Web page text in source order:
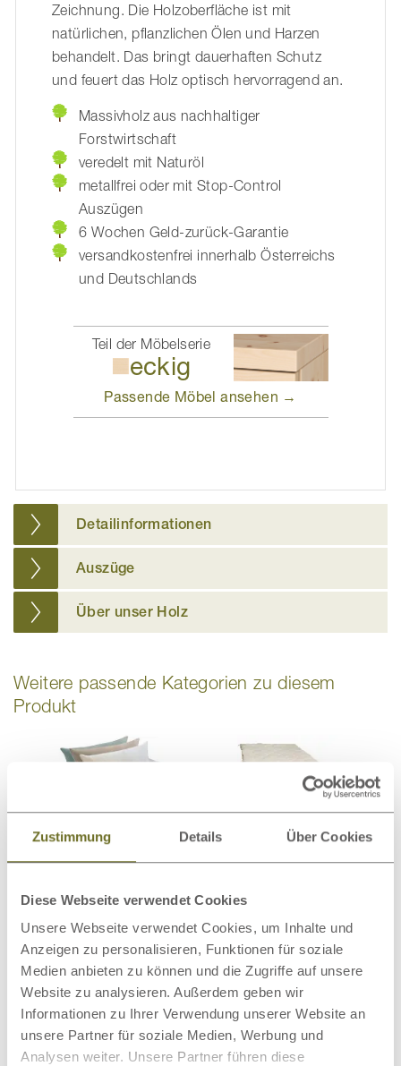
Zustimmung Details Über Cookies
Diese Webseite verwendet Cookies
Unsere Webseite verwendet Cookies, um Inhalte und
Anzeigen zu personalisieren, Funktionen für soziale
Medien anbieten zu können und die Zugriffe auf unsere
Website zu analysieren. Außerdem geben wir
Informationen zu Ihrer Verwendung unserer Website an
unsere Partner für soziale Medien, Werbung und
Analysen weiter. Unsere Partner führen diese
Zeichnung. Die Holzoberfläche ist mit
natürlichen, pflanzlichen Ölen und Harzen
behandelt. Das bringt dauerhaften Schutz
und feuert das Holz optisch hervorragend an.
Massivholz aus nachhaltiger
Forstwirtschaft
veredelt mit Naturöl
metallfrei oder mit Stop-Control
Auszügen
6 Wochen Geld-zurück-Garantie
versandkostenfrei innerhalb Österreichs
und Deutschlands
Teil der Möbelserie
eckig
Passende Möbelansehen →
Detailinformationen
Auszüge
Über unser Holz
Weitere passende Kategorien zu diesem
Produkt
Bettdecken
Matratzenschoner Wollteppiche